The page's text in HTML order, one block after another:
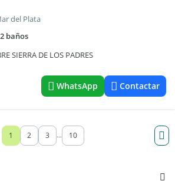
del Plata
2 baños
SIERRA DE LOS PADRES
WhatsApp Contactar
1 2 3 ... 10